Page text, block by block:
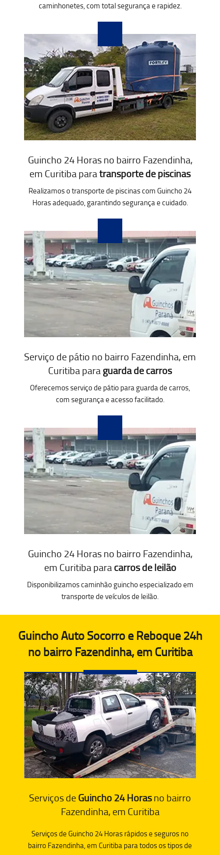
caminhonetes, com total segurança e rapidez.
Guincho 24 Horas no bairro Fazendinha,
em Curitiba paratransporte de piscinas
Realizamos o transporte de piscinas com Guincho 24
Horas adequado, garantindo segurança e cuidado.
Serviço de pátio no bairro Fazendinha, em
Curitiba paraguarda de carros
Oferecemos serviço de pátio para guarda de carros,
com segurança e acesso facilitado.
Guincho 24 Horas no bairro Fazendinha,
em Curitiba paracarros de leilão
Disponibilizamos caminhão guincho especializado em
transporte de veículos de leilão.
Guincho Auto Socorro e Reboque 24h
no bairro Fazendinha, em Curitiba
Serviços deGuincho 24 Horasno bairro
Fazendinha, em Curitiba
Serviços de Guincho 24 Horas rápidos e seguros no
bairro Fazendinha, em Curitiba para todos os tipos de